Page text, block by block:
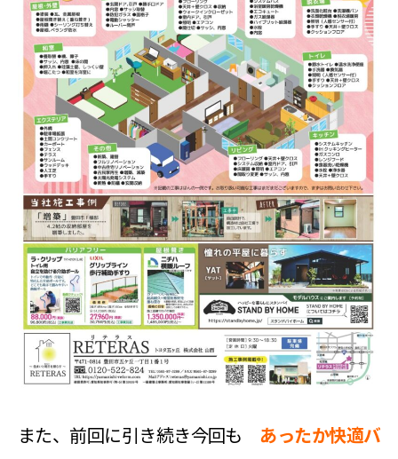
また、前回に引き続き今回も あったか快適バ